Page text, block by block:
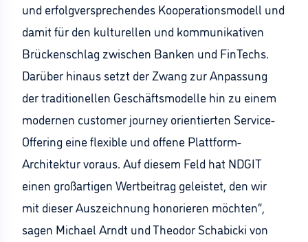
und erfolgversprechendes Kooperationsmodell und
damit für den kulturellen und kommunikativen
Brückenschlag zwischen Banken und FinTechs.
Darüber hinaus setzt der Zwang zur Anpassung
der traditionellen Geschäftsmodelle hin zu einem
modernen customer journey orientierten Service-
Offering eine flexible und offene Plattform-
Architektur voraus. Auf diesem Feld hat NDGIT
einen großartigen Wertbeitrag geleistet, den wir
mit dieser Auszeichnung honorieren möchten“,
sagen Michael Arndt und Theodor Schabicki von